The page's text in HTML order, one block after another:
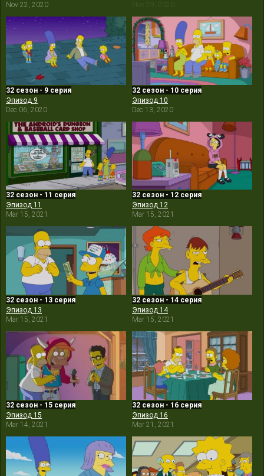
Nov 22, 2020 Nov 29, 2020
32 сезон - 9 серия
Эпизод 9
Dec 06, 2020
32 сезон - 10 серия
Эпизод 10
Dec 13, 2020
32 сезон - 11 серия
Эпизод 11
Mar 15, 2021
32 сезон - 12 серия
Эпизод 12
Mar 15, 2021
32 сезон - 13 серия
Эпизод 13
Mar 15, 2021
32 сезон - 14 серия
Эпизод 14
Mar 15, 2021
32 сезон - 15 серия
Эпизод 15
Mar 14, 2021
32 сезон - 16 серия
Эпизод 16
Mar 21, 2021